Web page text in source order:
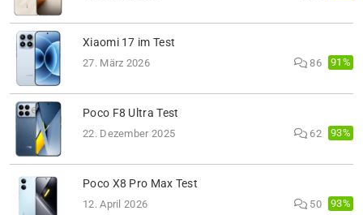
Xiaomi 17 im Test
27. März 2026 86 91%
Poco F8 Ultra Test
22. Dezember 2025 62 93%
Poco X8 Pro Max Test
12. April 2026 50 93%